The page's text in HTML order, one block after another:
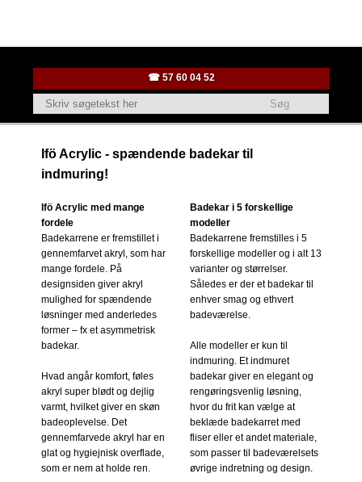
☎ ​57 ​60 04 52
Ifö Acrylic - spændende badekar til
indmuring!
Ifö Acrylic med mange
fordele
Badekarrene er fremstillet i
gennemfarvet akryl, som har
mange fordele. På
designsiden giver akryl
mulighed for spændende
løsninger med anderledes
former – fx et asymmetrisk
badekar.
Hvad angår komfort, føles
akryl super blødt og dejlig
varmt, hvilket giver en skøn
badeoplevelse. Det
gennemfarvede akryl har en
glat og hygiejnisk overflade,
som er nem at holde ren.
Badekar i 5 forskellige
modeller
Badekarrene fremstilles i 5
forskellige modeller og i alt 13
varianter og størrelser.
Således er der et badekar til
enhver smag og ethvert
badeværelse.
Alle modeller er kun til
indmuring. Et indmuret
badekar giver en elegant og
rengøringsvenlig løsning,
hvor du frit kan vælge at
beklæde badekarret med
fliser eller et andet materiale,
som passer til badeværelsets
øvrige indretning og design.